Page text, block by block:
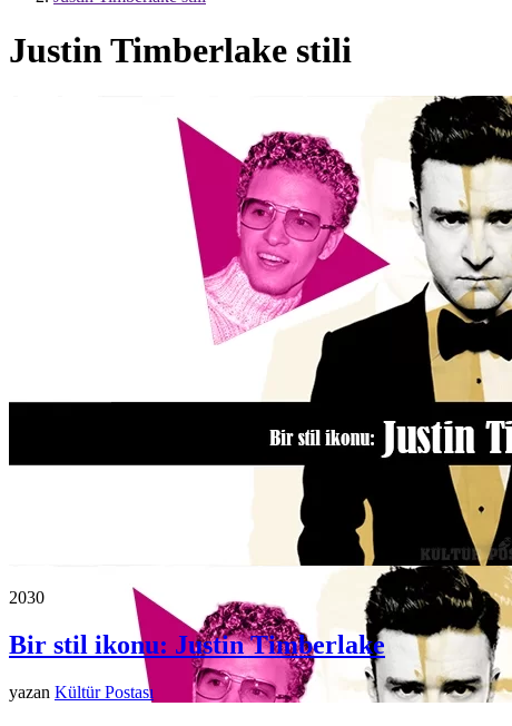
Justin Timberlake stili
2030
Bir stil ikonu: Justin Timberlake
yazan Kültür Postası